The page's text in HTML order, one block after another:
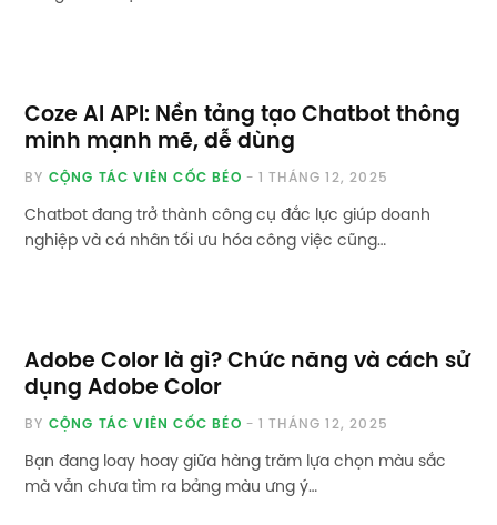
Coze AI API: Nền tảng tạo Chatbot thông
minh mạnh mẽ, dễ dùng
BY CỘNG TÁC VIÊN CỐC BÉO 1 THÁNG 12, 2025
Chatbot đang trở thành công cụ đắc lực giúp doanh
nghiệp và cá nhân tối ưu hóa công việc cũng…
Adobe Color là gì? Chức năng và cách sử
dụng Adobe Color
BY CỘNG TÁC VIÊN CỐC BÉO 1 THÁNG 12, 2025
Bạn đang loay hoay giữa hàng trăm lựa chọn màu sắc
mà vẫn chưa tìm ra bảng màu ưng ý…